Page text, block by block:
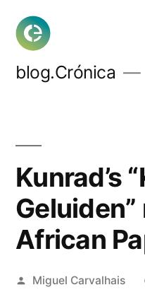
Skip
content
blog.Crónica
Kunrad’s
African
Posted
Miguel Carvalhais